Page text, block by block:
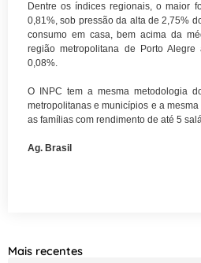
Dentre os índices regionais, o maior
0,81%, sob pressão da alta de 2,75%
consumo em casa, bem acima da
região metropolitana de Porto
0,08%.
O INPC tem a mesma metodologia
metropolitanas e municípios e a
as famílias com rendimento de até 5
Ag. Brasil
Mais recentes